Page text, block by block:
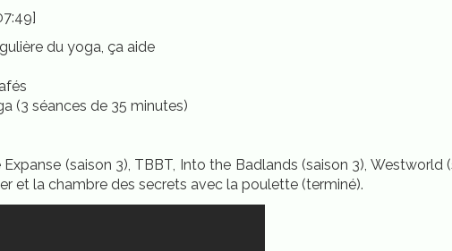
du yoga, ça aide
(3 séances de 35 minutes)
(saison 3), TBBT, Into the Badlands (saison 3), Westworld
et la chambre des secrets avec la poulette (terminé).